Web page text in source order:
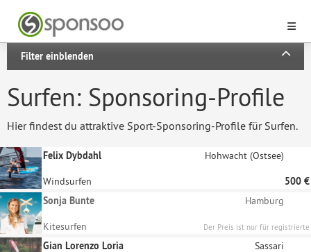
Filter einblenden
Surfen: Sponsoring-Profile
Hier findest du attraktive Sport-Sponsoring-Profile für Surfen.
Felix Dybdahl Hohwacht (Ostsee)
Windsurfen
500 €
Sonja Bunte
Hamburg
Kitesurfen
Der Preis ist nur für registrierte
Unternehmen sichtbar
Gian Lorenzo Loria Sassari